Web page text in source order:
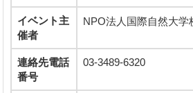
イベント主
催者
NPO法人国際自然大学
連絡先電話
番号
03-3489-6320